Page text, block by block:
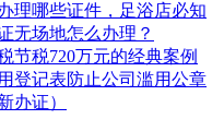
理哪些证件，足浴店必知
无场地怎么办理？
节税720万元的经典案例
登记表防止公司滥用公章
办证）